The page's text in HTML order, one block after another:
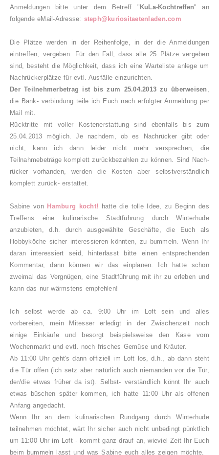
Anmeldungen bitte unter dem Betreff " KuLa-Kochtreffen"an
folgende eMail-Adresse: steph@kuriositaetenladen.com
Die Plätze werden in der Reihenfolge, in der die Anmeldungen
eintreffen, vergeben. Für den Fall, dass alle25
Plätze vergeben
sind, besteht die Möglichkeit, dass ich eine Warteliste anlege um
Nachrückerplätze für evtl. Ausfälle einzurichten.
Der Teilnehmerbetrag ist bis zum 25.04.2013 zu überweisen ,
die Bank- verbindung teile ich Euch nacherfolgterAnmeldung per
Mail mit.
Rücktritte mit voller Kostenerstattung sind ebenfalls bis zum
25.04.2013 möglich. Je nachdem, ob es
Nachrücker gibt oder
nicht, kann ich dann leider nicht mehr versprechen, die
Teilnahmebeträge komplett zurück bezahlen zu können. Sind Nach-
rücker vorhanden, werden die Kosten aber selbstverständlich
komplett zurück- erstattet.
Sabine von Hamburg kocht! hatte die tolle Idee, zu Beginn des
Treffens eine kulinarische Stadtführung durch Winterhude
anzubieten, d.h. durch ausgewählte Geschäfte, die Euch als
Hobbyköche sicher interessieren könnten, zu bummeln. Wenn Ihr
daran interessiert seid, hinterlasst bitte einen entsprechenden
Kommentar, dann können wir das einplanen.
Ich hatte schon
zweimal das Vergnügen,eine Stadtführung m it ihr zu erleben und
kann das nur wärmstens empfehlen!
Ich selbst werde ab ca. 9:00 Uhr im Loft sein und alles
vorbereiten, mein Mitesser erledigt in der Zwischenzeit noch
einige Einkäufe und besorgt beispie lsweise den Käse vom
Wochenmarkt und evtl. noch frisches Gemüse und Kräuter.
Ab 11:00 Uhr geht's dann offiz iell im Loft los, d.h., ab dann steht
die Tür offen(ich setz aber natürlich auch niemanden vor die Tür,
der/die etwas früher da ist). Selbst- verständlich könnt Ihr auch
etwas büschen später kommen, ich hatte 11:00 Uhr als offenen
Anfang angedacht.
Wenn Ihr an dem kulinarischen Rundgang durch Winterhude
teilnehmen möchtet, wärt Ihr sicher auch nicht unbedingt pünktlich
um 11:00 Uhr im Loft - kommt ganz drauf an, wieviel Zeit Ihr Euch
beim bummeln lasst und was Sabine euch alles zeigen möchte.